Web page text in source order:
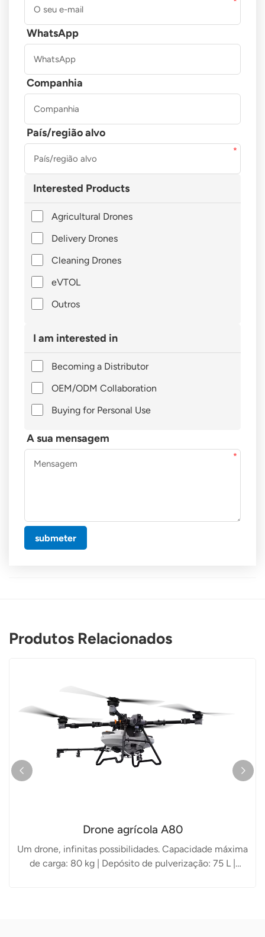
WhatsApp
Companhia
País/região alvo
Interested Products
Agricultural Drones
Delivery Drones
Cleaning Drones
eVTOL
Outros
I am interested in
Becoming a Distributor
OEM/ODM Collaboration
Buying for Personal Use
A sua mensagem
submeter
Produtos Relacionados
Drone agrícola A80
Um drone, infinitas possibilidades. Capacidade máxima
de carga: 80 kg | Depósito de pulverização: 75 L |